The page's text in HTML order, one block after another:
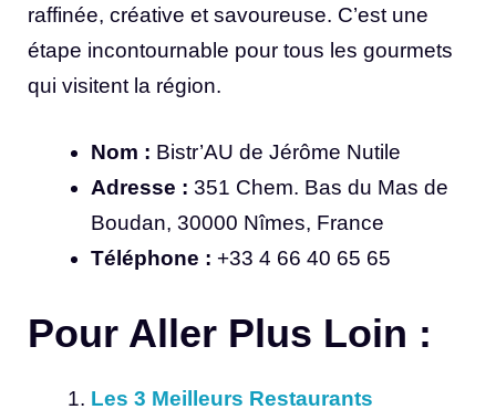
raffinée, créative et savoureuse. C’est une
étape incontournable pour tous les gourmets
qui visitent la région.
Nom : Bistr’AU de Jérôme Nutile
Adresse : 351 Chem. Bas du Mas de
Boudan, 30000 Nîmes, France
Téléphone : +33 4 66 40 65 65
Pour Aller Plus Loin :
Les 3 Meilleurs Restaurants